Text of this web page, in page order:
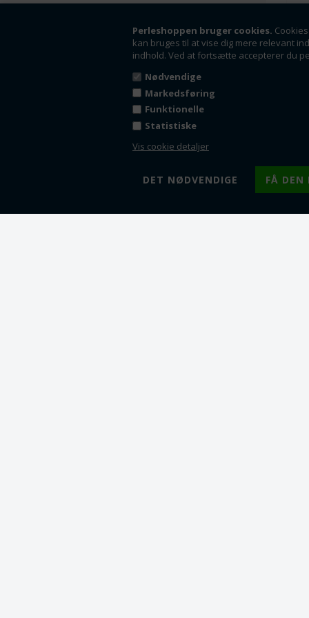
Perleshoppen bruger cookies.
kan bruges til at vise dig mere relevant
indhold. Ved at fortsætte accepterer du
Nødvendige
Markedsføring
Funktionelle
Statistiske
Vis cookie detaljer